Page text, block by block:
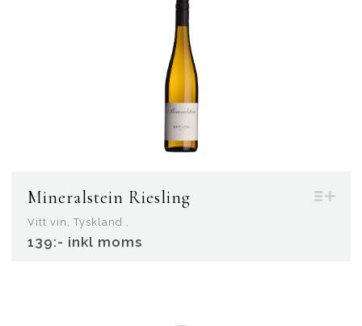
Mineralstein Riesling
Vitt vin, Tyskland ,
139:- inkl moms